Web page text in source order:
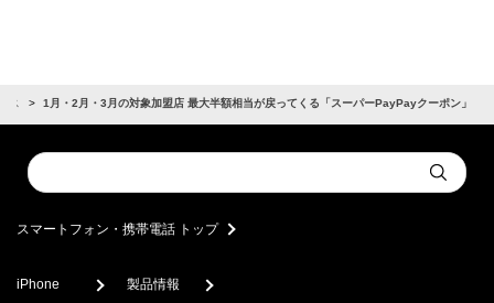
ス 1月・2月・3月の対象加盟店 最大半額相当が戻ってくる「スーパーPayPayクーポン」
Conduct
a
Submit
スマートフォン・携帯電話 トップ
iPhone 製品情報